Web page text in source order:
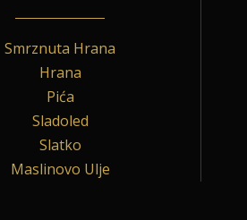
Smrznuta Hrana
Hrana
Pića
Sladoled
Slatko
Maslinovo Ulje